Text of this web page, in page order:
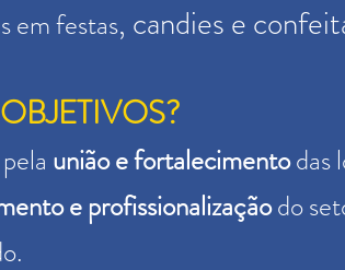
em festas, candies e
união e fortalecimentodas
e profissionalizaçãodo